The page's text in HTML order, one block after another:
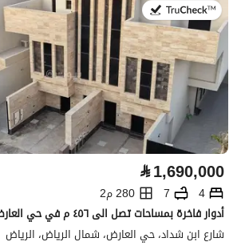
في:4 أغسطس 2026
⃁1,690,000
4
7
280 م2
أدوار فاخرة بمساحات تصل الى ٤٥٦ م في حي العارض
شارع ابن شداد، حي العارض، شمال الرياض، الرياض